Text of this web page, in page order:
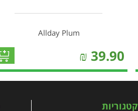
Allday Plum
39.90
₪
קטגוריות